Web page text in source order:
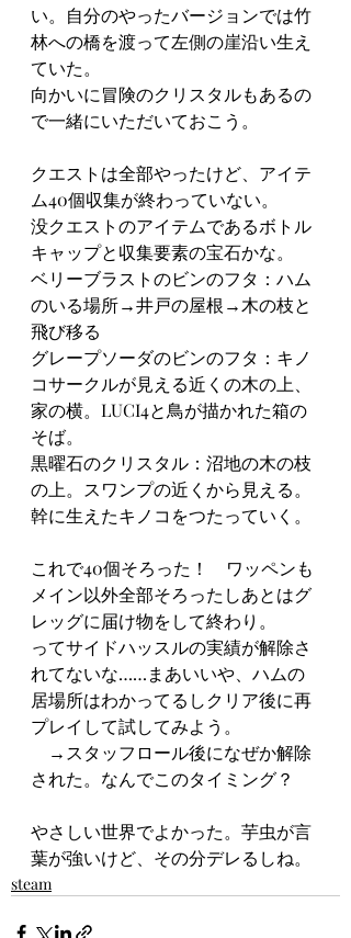
い。自分のやったバージョンでは竹
林への橋を渡って左側の崖沿い生え
ていた。
向かいに冒険のクリスタルもあるの
で一緒にいただいておこう。
クエストは全部やったけど、アイテ
ム40個収集が終わっていない。
没クエストのアイテムであるボトル
キャップと収集要素の宝石かな。
ベリーブラストのビンのフタ：ハム
のいる場所→井戸の屋根→木の枝と
飛び移る
グレープソーダのビンのフタ：キノ
コサークルが見える近くの木の上、
家の横。LUCI4と鳥が描かれた箱の
そば。
黒曜石のクリスタル：沼地の木の枝
の上。スワンプの近くから見える。
幹に生えたキノコをつたっていく。
これで40個そろった！　ワッペンも
メイン以外全部そろったしあとはグ
レッグに届け物をして終わり。
ってサイドハッスルの実績が解除さ
れてないな……まあいいや、ハムの
居場所はわかってるしクリア後に再
プレイして試してみよう。
→スタッフロール後になぜか解除
された。なんでこのタイミング？
やさしい世界でよかった。芋虫が言
葉が強いけど、その分デレるしね。
steam